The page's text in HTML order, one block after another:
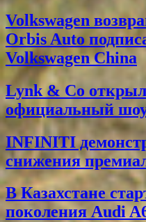
Volkswagen
Orbis Auto
Volkswagen China
Lynk & Co
официальный
INFINITI
снижения
В Казахстане
поколения Audi